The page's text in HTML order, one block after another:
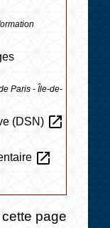
Paris - Île-de-
(DSN) open_in_new
open_in_new
page